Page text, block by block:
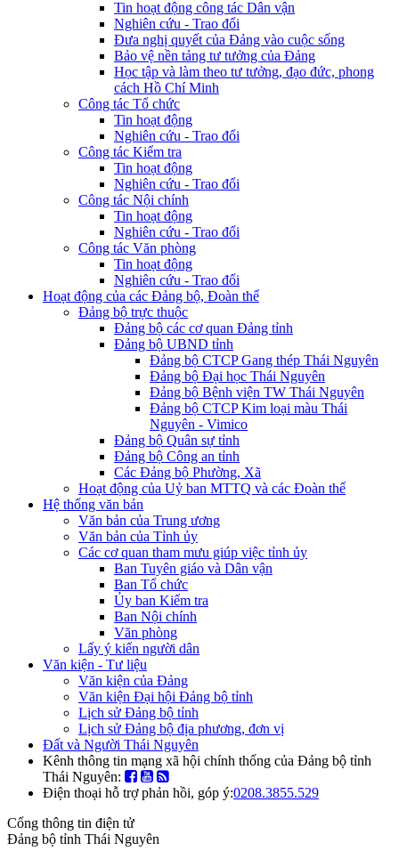
Tin hoạt động công tác Dân vận
Nghiên cứu - Trao đổi
Đưa nghị quyết của Đảng vào cuộc sống
Bảo vệ nền tảng tư tưởng của Đảng
Học tập và làm theo tư tưởng, đạo đức, phong
cách Hồ Chí Minh
Công tác Tổ chức
Tin hoạt động
Nghiên cứu - Trao đổi
Công tác Kiểm tra
Tin hoạt động
Nghiên cứu - Trao đổi
Công tác Nội chính
Tin hoạt động
Nghiên cứu - Trao đổi
Công tác Văn phòng
Tin hoạt động
Nghiên cứu - Trao đổi
Hoạt động của các Đảng bộ, Đoàn thể
Đảng bộ trực thuộc
Đảng bộ các cơ quan Đảng tỉnh
Đảng bộ UBND tỉnh
Đảng bộ CTCP Gang thép Thái Nguyên
Đảng bộ Đại học Thái Nguyên
Đảng bộ Bệnh viện TW Thái Nguyên
Đảng bộ CTCP Kim loại màu Thái
Nguyên - Vimico
Đảng bộ Quân sự tỉnh
Đảng bộ Công an tỉnh
Các Đảng bộ Phường, Xã
Hoạt động của Uỷ ban MTTQ và các Đoàn thể
Hệ thống văn bản
Văn bản của Trung ương
Văn bản của Tỉnh ủy
Các cơ quan tham mưu giúp việc tỉnh ủy
Ban Tuyên giáo và Dân vận
Ban Tổ chức
Ủy ban Kiểm tra
Ban Nội chính
Văn phòng
Lấy ý kiến người dân
Văn kiện - Tư liệu
Văn kiện của Đảng
Văn kiện Đại hội Đảng bộ tỉnh
Lịch sử Đảng bộ tỉnh
Lịch sử Đảng bộ địa phương, đơn vị
Đất và Người Thái Nguyên
Kênh thông tin mạng xã hội chính thống của Đảng bộ tỉnh
Thái Nguyên:
Điện thoại hỗ trợ phản hồi, góp ý:0208.3855.529
Cổng thông tin điện tử
Đảng bộ tỉnh Thái Nguyên